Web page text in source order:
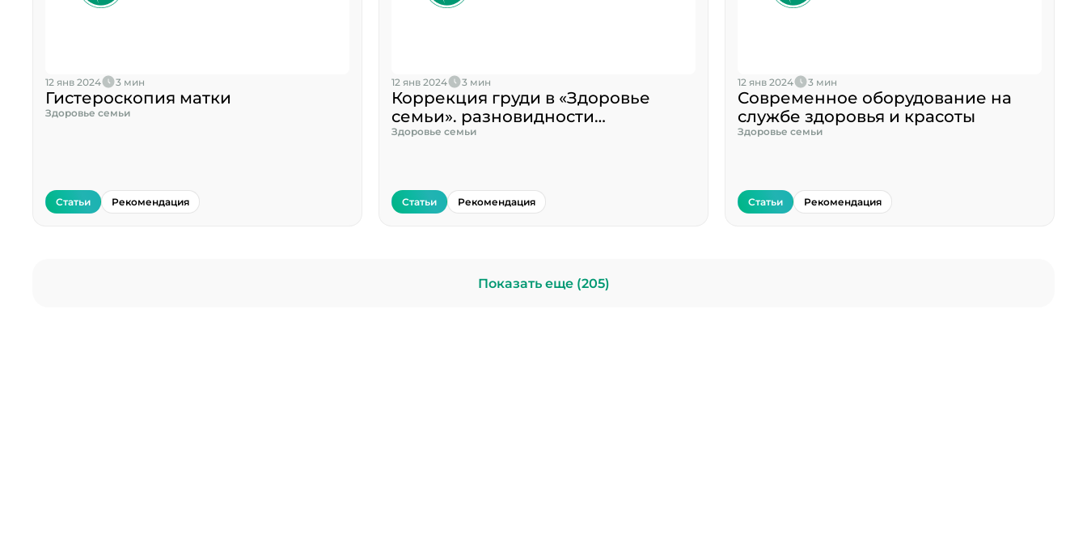
12 янв 2024 3 мин
Гистероскопия матки
Здоровье семьи
Статьи Рекомендация
12 янв 2024 3 мин
Коррекция груди в «Здоровье
семьи». разновидности
пластических операций
Здоровье семьи
Статьи Рекомендация
12 янв 2024 3 мин
Современное оборудование на
службе здоровья и красоты
Здоровье семьи
Статьи Рекомендация
Показать еще (205)